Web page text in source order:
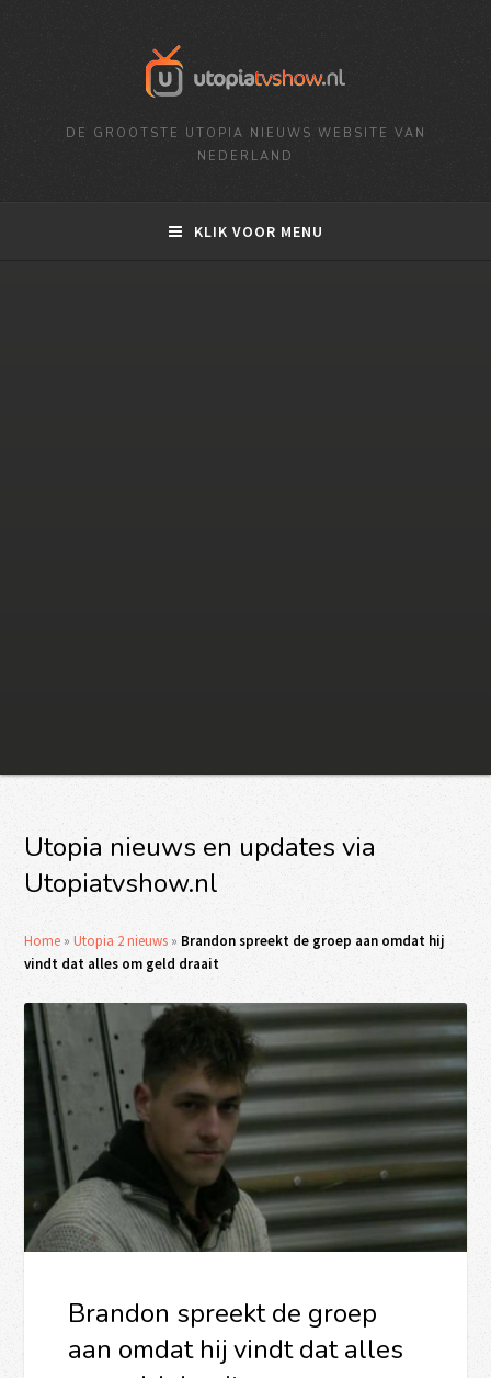
DE GROOTSTE UTOPIA NIEUWS WEBSITE VAN
NEDERLAND
KLIK VOOR MENU
Utopia nieuws en updates via
Utopiatvshow.nl
Home »Utopia 2 nieuws » Brandon spreekt de groep aan omdat hij
vindt dat alles om geld draait
Brandon spreekt de groep
aan omdat hij vindt dat alles